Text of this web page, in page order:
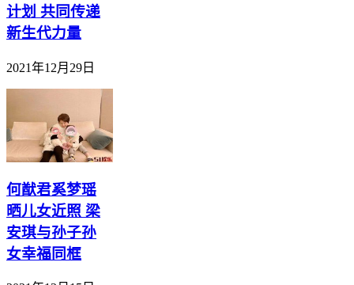
计划 共同传递
新生代力量
2021年12月29日
何猷君奚梦瑶
晒儿女近照 梁
安琪与孙子孙
女幸福同框